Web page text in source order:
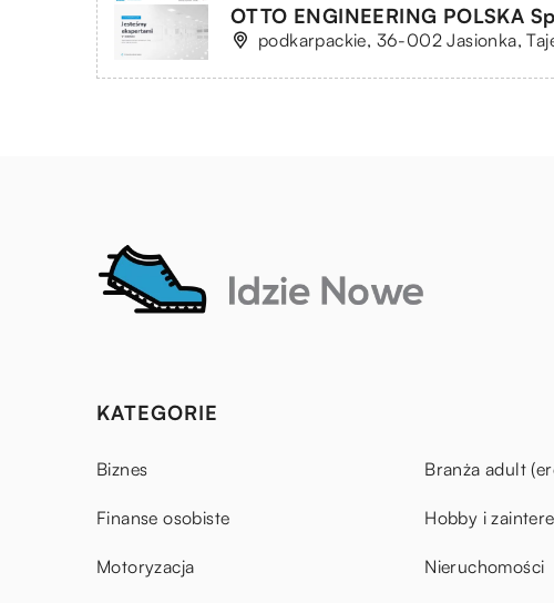
OTTO ENGINEERING POLSKA
podkarpackie, 36-002 Jasionka,
KATEGORIE
Biznes Branża adult
Finanse osobiste Hobby i
Motoryzacja Nieruchomości